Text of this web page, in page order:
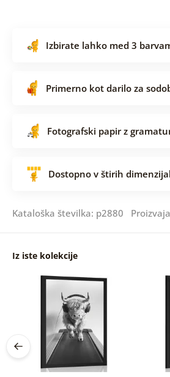
Izbirate lahko med 3
Primerno kot darilo za
Fotografski papir z
Dostopno v štirih
Kataloška številka: p2880
Iz iste kolekcije